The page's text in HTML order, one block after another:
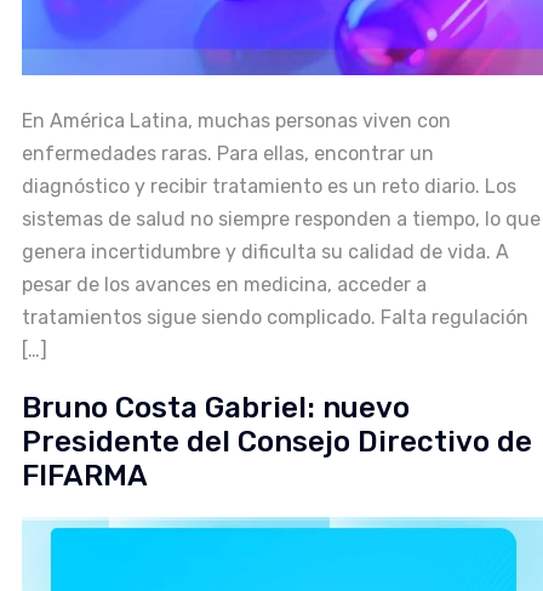
En América Latina, muchas personas viven con
enfermedades raras. Para ellas, encontrar un
diagnóstico y recibir tratamiento es un reto diario. Los
sistemas de salud no siempre responden a tiempo, lo que
genera incertidumbre y dificulta su calidad de vida. A
pesar de los avances en medicina, acceder a
tratamientos sigue siendo complicado. Falta regulación
[…]
Bruno Costa Gabriel: nuevo
Presidente del Consejo Directivo de
FIFARMA